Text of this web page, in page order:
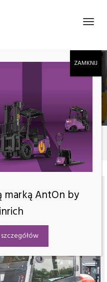
HELI CPD50
widłowy HELI CPD50 G2A11LI
marką AntOn by